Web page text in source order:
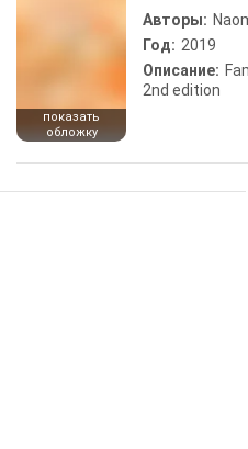
показать
обложку
Авторы:
Год: 2019
Описание:
2nd edition